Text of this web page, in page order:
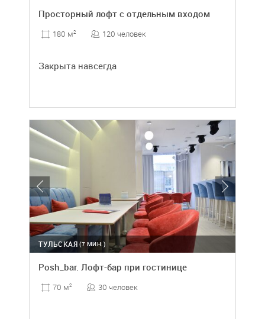
Просторный лофт с отдельным входом
180 м2 120 человек
Закрыта навсегда
(7 МИН.)
ТУЛЬСКАЯ
Posh_bar. Лофт-бар при гостинице
70 м2 30 человек